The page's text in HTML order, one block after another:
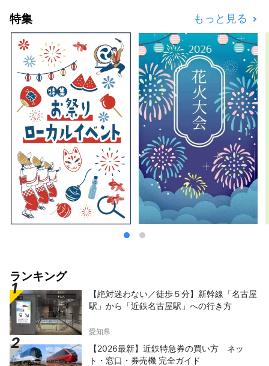
特集 もっと見る
ランキング
【絶対迷わない／徒歩５分】新幹線「名古屋
駅」から「近鉄名古屋駅」への行き方
愛知県
【2026最新】近鉄特急券の買い方 ネッ
ト・窓口・券売機 完全ガイド